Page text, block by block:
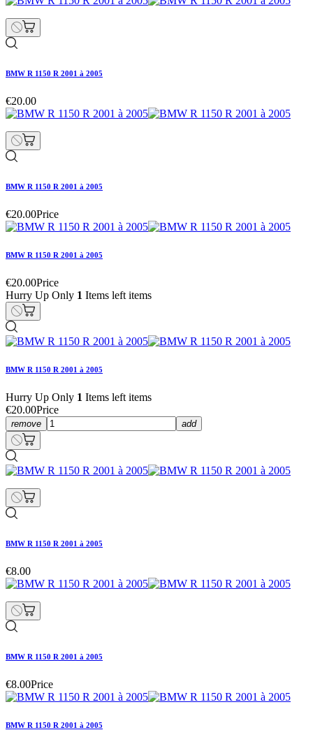
BMW R 1150 R 2001 à 2005
€20.00
BMW R 1150 R 2001 à 2005
€20.00Price
BMW R 1150 R 2001 à 2005
€20.00Price
Hurry Up Only 1 Items left items
BMW R 1150 R 2001 à 2005
Hurry Up Only 1 Items left items
€20.00Price
remove add
BMW R 1150 R 2001 à 2005
€8.00
BMW R 1150 R 2001 à 2005
€8.00Price
BMW R 1150 R 2001 à 2005